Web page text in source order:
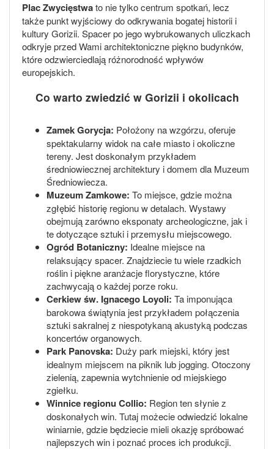
Plac Zwycięstwato nie tylko centrum spotkań, lecz
także punkt wyjściowy do odkrywania bogatej historii i
kultury Gorizii. Spacer po jego wybrukowanych uliczkach
odkryje przed Wami architektoniczne piękno budynków,
które odzwierciedlają różnorodność wpływów
europejskich.
Co warto zwiedzić w Gorizii i okolicach
Zamek Gorycja: Położony na wzgórzu, oferuje
spektakularny widok na całe miasto i okoliczne
tereny. Jest doskonałym przykładem
średniowiecznej architektury i domem dla Muzeum
Średniowiecza.
Muzeum Zamkowe: To miejsce, gdzie można
zgłębić historię regionu w detalach. Wystawy
obejmują zarówno eksponaty archeologiczne, jak i
te dotyczące sztuki i przemysłu miejscowego.
Ogród Botaniczny: Idealne miejsce na
relaksujący spacer. Znajdziecie tu wiele rzadkich
roślin i piękne aranżacje florystyczne, które
zachwycają o każdej porze roku.
Cerkiew św. Ignacego Loyoli: Ta imponująca
barokowa świątynia jest przykładem połączenia
sztuki sakralnej z niespotykaną akustyką podczas
koncertów organowych.
Park Panovska: Duży park miejski, który jest
idealnym miejscem na piknik lub jogging. Otoczony
zielenią, zapewnia wytchnienie od miejskiego
zgiełku.
Winnice regionu Collio: Region ten słynie z
doskonałych win. Tutaj możecie odwiedzić lokalne
winiarnie, gdzie będziecie mieli okazję spróbować
najlepszych win i poznać proces ich produkcji.